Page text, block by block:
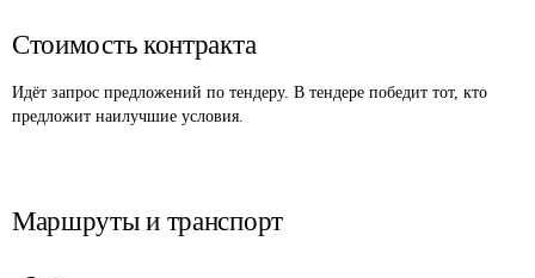
Стоимость контракта
Идёт запрос предложений по тендеру. В тендере победит тот, кто
предложит наилучшие условия.
Маршруты и транспорт